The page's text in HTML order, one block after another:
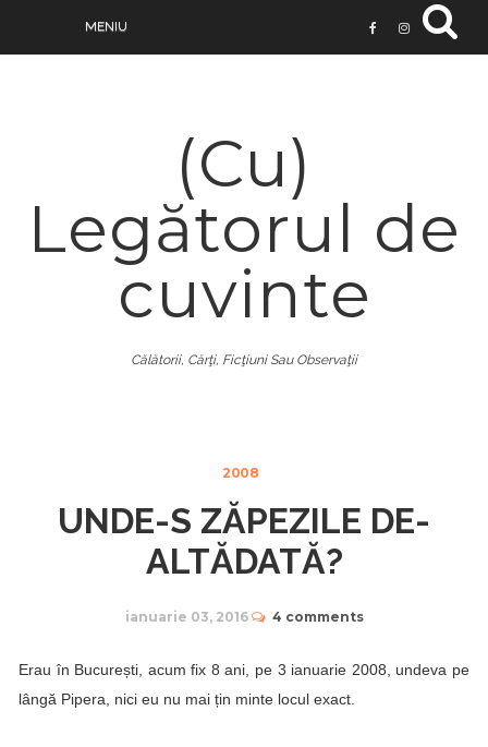
(Cu)
Legătorul de
cuvinte
Călătorii, Cărţi, Ficţiuni Sau Observaţii
2008
UNDE-S ZĂPEZILE DE-
ALTĂDATĂ?
ianuarie 03, 2016 4 comments
Erau în București, acum fix 8 ani, pe 3 ianuarie 2008, undeva pe
lângă Pipera, nici eu nu mai țin minte locul exact.